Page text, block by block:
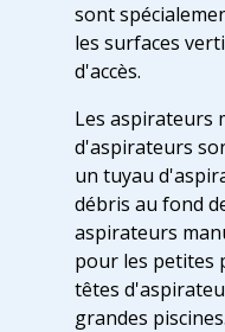
sont
les surfaces
d'accès.
Les aspirateurs
d'aspirateurs
un tuyau
débris au fond
aspirateurs
pour les petites
têtes
grandes piscines.